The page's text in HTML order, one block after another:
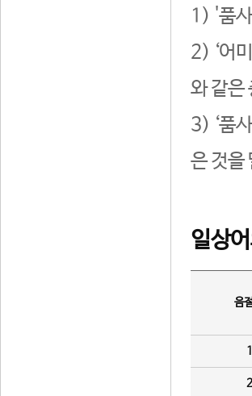
1) '품
2) ‘어
와 같은
3) ‘품
은 것을
일상
음
1
2